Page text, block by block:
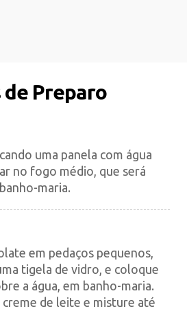
de Preparo
uma panela com água
no fogo médio, que será
maria.
em pedaços pequenos,
tigela de vidro, e coloque
a água, em banho-maria.
de leite e misture até